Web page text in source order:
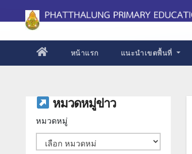
to
หน้าแรก แนะนำเขตพื้นที่
หมวดหมู่ข่าว
หมวดหมู่